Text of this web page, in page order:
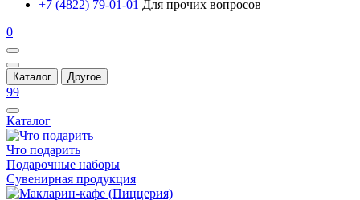
+7 (4822) 79-01-01 Для прочих вопросов
0
Каталог Другое
99
Каталог
Что подарить
Подарочные наборы
Сувенирная продукция